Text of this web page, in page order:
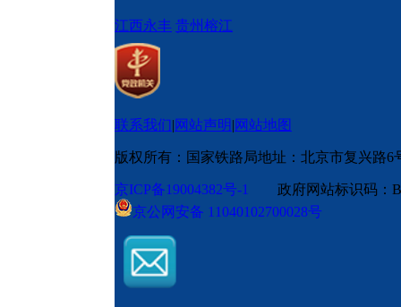
江西永丰 贵州榕江
联系我们|网站声明|网站地图
版权所有：国家铁路局地址：北京市复兴路6
京ICP备19004382号-1
政府网站标识码
京公网安备 11040102700028号